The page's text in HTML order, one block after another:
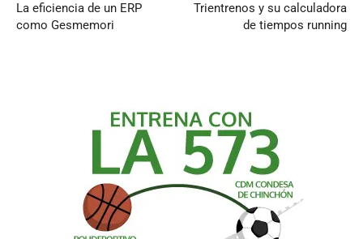
La eficiencia de un ERP
como Gesmemori
Trientrenos y su calculadora
de tiempos running